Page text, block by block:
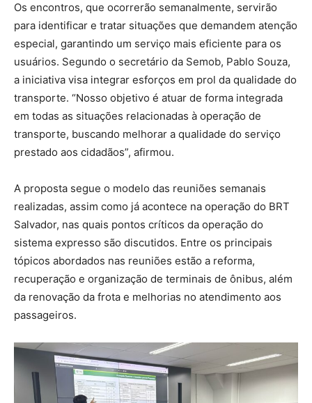
Os encontros, que ocorrerão semanalmente, servirão
para identificar e tratar situações que demandem atenção
especial, garantindo um serviço mais eficiente para os
usuários. Segundo o secretário da Semob, Pablo Souza,
a iniciativa visa integrar esforços em prol da qualidade do
transporte. “Nosso objetivo é atuar de forma integrada
em todas as situações relacionadas à operação de
transporte, buscando melhorar a qualidade do serviço
prestado aos cidadãos”, afirmou.
A proposta segue o modelo das reuniões semanais
realizadas, assim como já acontece na operação do BRT
Salvador, nas quais pontos críticos da operação do
sistema expresso são discutidos. Entre os principais
tópicos abordados nas reuniões estão a reforma,
recuperação e organização de terminais de ônibus, além
da renovação da frota e melhorias no atendimento aos
passageiros.